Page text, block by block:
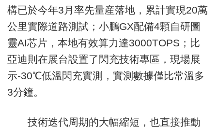
構已於今年3月率先量産落地，累計實現20萬
公里實際道路測試；小鵬GX配備4顆自研圖
靈AI芯片，本地有效算力達3000TOPS；比
亞迪則在展台設置了閃充技術專區，現場展
示-30℃低溫閃充實測，實測數據僅比常溫多
3分鐘。
技術迭代周期的大幅縮短，也直接推動